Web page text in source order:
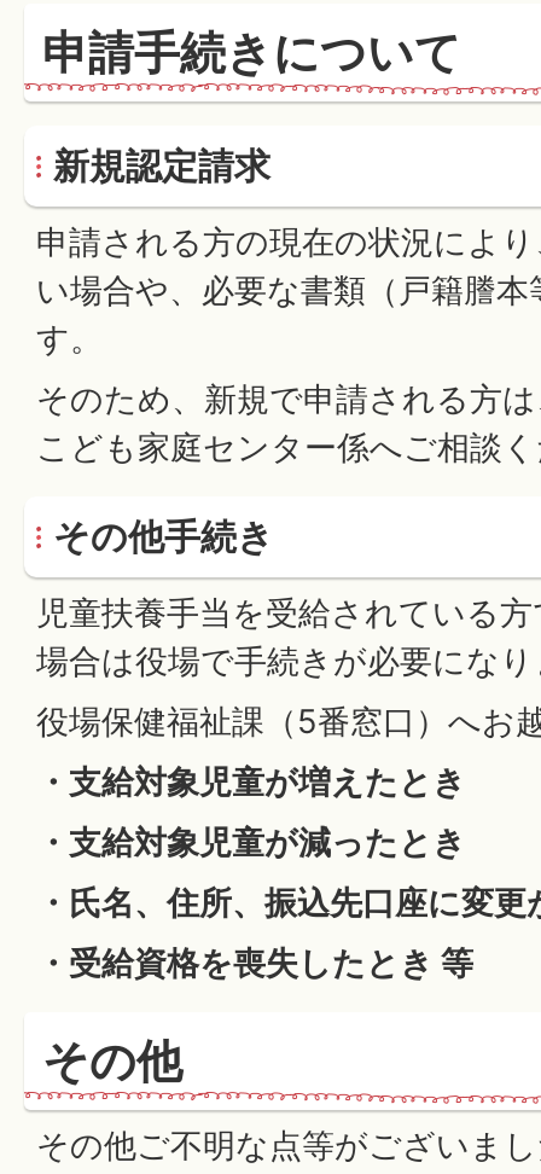
申請手続きについて
新規認定請求
申請される方の現在の状況によ
い場合や、必要な書類（戸籍謄
す。
そのため、新規で申請される方
こども家庭センター係へご相談
その他手続き
児童扶養手当を受給されている
場合は役場で手続きが必要にな
役場保健福祉課（5番窓口）へお
・支給対象児童が増えたとき
・支給対象児童が減ったとき
・氏名、住所、振込先口座に変
・受給資格を喪失したとき 等
その他
その他ご不明な点等がございま